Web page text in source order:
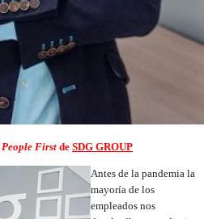
People First de SDG GROUP
Antes de la pandemia la
mayoría de los
empleados nos